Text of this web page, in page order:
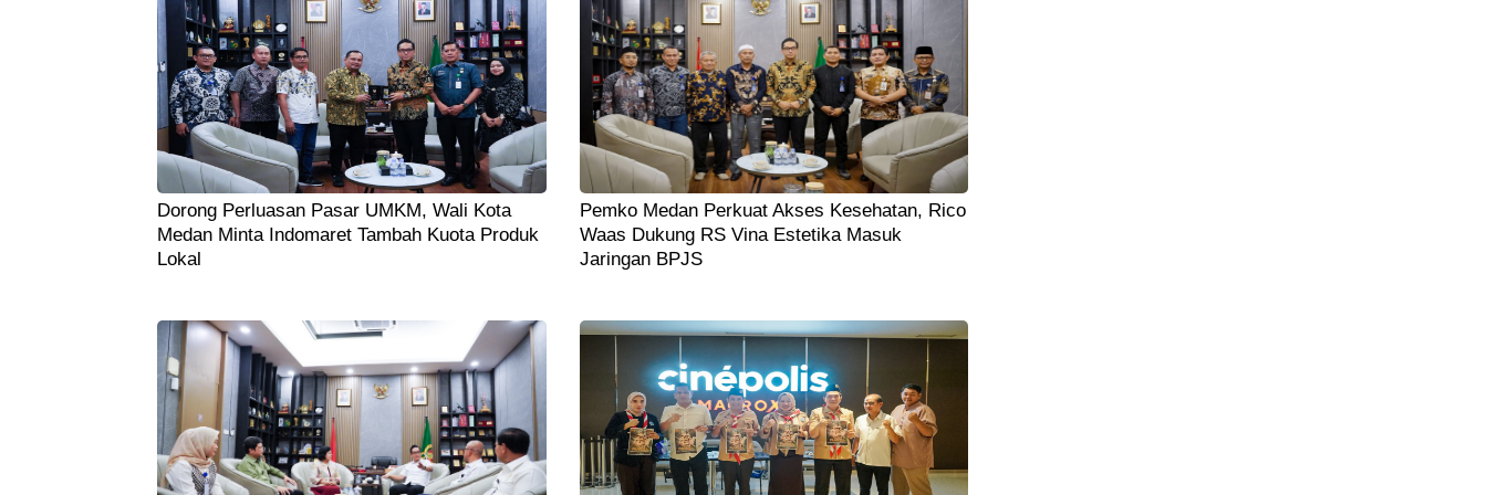
Dorong Perluasan Pasar UMKM, Wali Kota
Medan Minta Indomaret Tambah Kuota Produk
Lokal
Pemko Medan Perkuat Akses Kesehatan, Rico
Waas Dukung RS Vina Estetika Masuk
Jaringan BPJS